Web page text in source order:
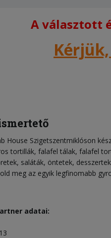
A választott
House Szigetszentmiklóson
tortillák, falafel tálak, falafel
saláták, öntetek,
meg az egyik legfinomabb
adatai: